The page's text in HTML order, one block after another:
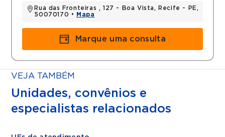
Rua das Fronteiras , 127 - Boa Vista, Recife - PE,
50070170 •
Mapa
Marque uma consulta
VEJA TAMBÉM
Unidades, convênios e
especialistas relacionados